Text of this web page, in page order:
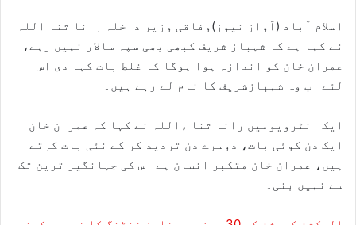
اسلام آباد (آواز نیوز)وفاقی وزیر داخلہ رانا ثنا اللہ
نے کہا ہے کہ شہباز شریف کبھی بھی سپہ سالار نہیں رہے،
عمران خان کو اندازہ ہوا ہوگا کہ غلط بات کہہ دی اس
لئے اب وہ شہبازشریف کا نام لے رہے ہیں۔
ایک انٹرویومیں رانا ثنا ءاللہ نے کہا کہ عمران خان
ایک دن کوئی بات، دوسرے دن تردید کر کے نئی بات کرتے
ہیں، عمران خان متکبر انسان ہے اس کی جہانگیر ترین تک
سے نہیں بنی۔